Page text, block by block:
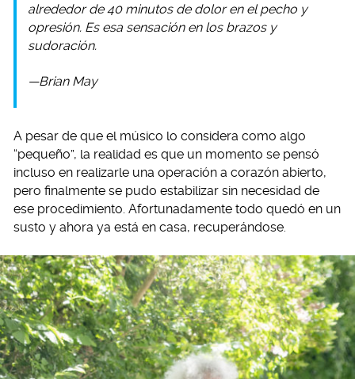
alrededor de 40 minutos de dolor en el pecho y
opresión. Es esa sensación en los brazos y
sudoración.
—Brian May
A pesar de que el músico lo considera como algo
“pequeño”, la realidad es que un momento se pensó
incluso en realizarle una operación a corazón abierto,
pero finalmente se pudo estabilizar sin necesidad de
ese procedimiento. Afortunadamente todo quedó en un
susto y ahora ya está en casa, recuperándose.